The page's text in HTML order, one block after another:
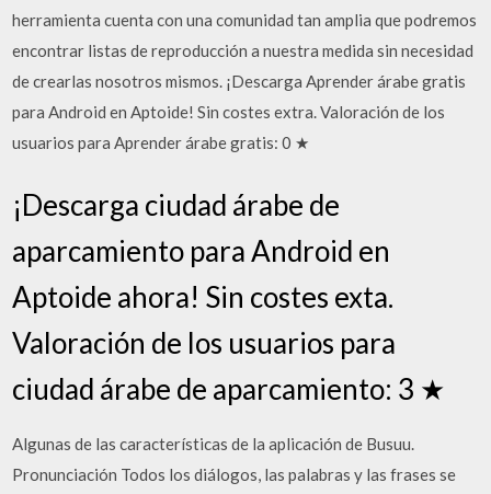
herramienta cuenta con una comunidad tan amplia que podremos
encontrar listas de reproducción a nuestra medida sin necesidad
de crearlas nosotros mismos. ¡Descarga Aprender árabe gratis
para Android en Aptoide! Sin costes extra. Valoración de los
usuarios para Aprender árabe gratis: 0 ★
¡Descarga ciudad árabe de
aparcamiento para Android en
Aptoide ahora! Sin costes exta.
Valoración de los usuarios para
ciudad árabe de aparcamiento: 3 ★
Algunas de las características de la aplicación de Busuu.
Pronunciación Todos los diálogos, las palabras y las frases se